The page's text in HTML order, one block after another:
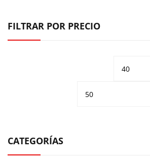
FILTRAR POR PRECIO
Precio
CATEGORÍAS